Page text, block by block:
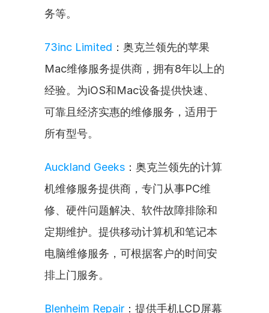
务等。
73inc Limited ：奥克兰领先的苹果
Mac维修服务提供商，拥有8年以上的
经验。为iOS和Mac设备提供快速、
可靠且经济实惠的维修服务，适用于
所有型号。
Auckland Geeks ：奥克兰领先的计算
机维修服务提供商，专门从事PC维
修、硬件问题解决、软件故障排除和
定期维护。提供移动计算机和笔记本
电脑维修服务，可根据客户的时间安
排上门服务。
Blenheim Repair ：提供手机LCD屏幕